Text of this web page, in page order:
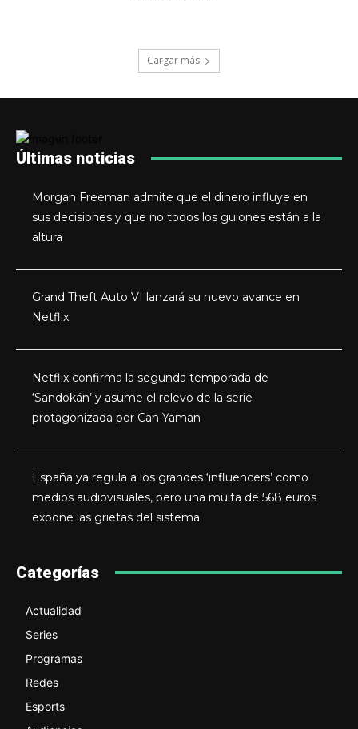
Cargar más
Últimas noticias
Morgan Freeman admite que el dinero influye en
sus decisiones y que no todos los guiones están a la
altura
Grand Theft Auto VI lanzará su nuevo avance en
Netflix
Netflix confirma la segunda temporada de
‘Sandokán’ y asume el relevo de la serie
protagonizada por Can Yaman
España ya regula a los grandes ‘influencers’ como
medios audiovisuales, pero una multa de 568 euros
expone las grietas del sistema
Categorías
Actualidad
Series
Programas
Redes
Esports